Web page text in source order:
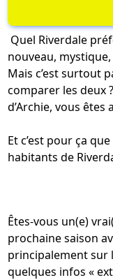
Quel Riverdale
nouveau,
Mais c’est surtout
comparer les deux
d’Archie, vous
Et c’est pour ça
habitants de
Êtes-vous un(e)
prochaine saison
principalement sur
quelques infos «